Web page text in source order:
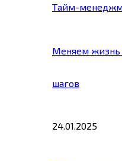
Тайм-
Меняем жизнь
шагов
24.01.2025